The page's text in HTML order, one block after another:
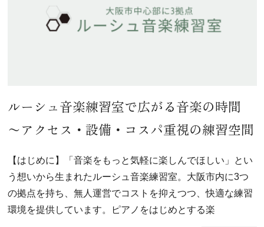
ルーシュ音楽練習室で広がる音楽の時間
〜アクセス・設備・コスパ重視の練習空間
【はじめに】「音楽をもっと気軽に楽しんでほしい」とい
う想いから生まれたルーシュ音楽練習室。大阪市内に3つ
の拠点を持ち、無人運営でコストを抑えつつ、快適な練習
環境を提供しています。ピアノをはじめとする楽